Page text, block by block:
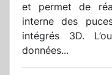
et permet de
interne des
intégrés 3D.
données...